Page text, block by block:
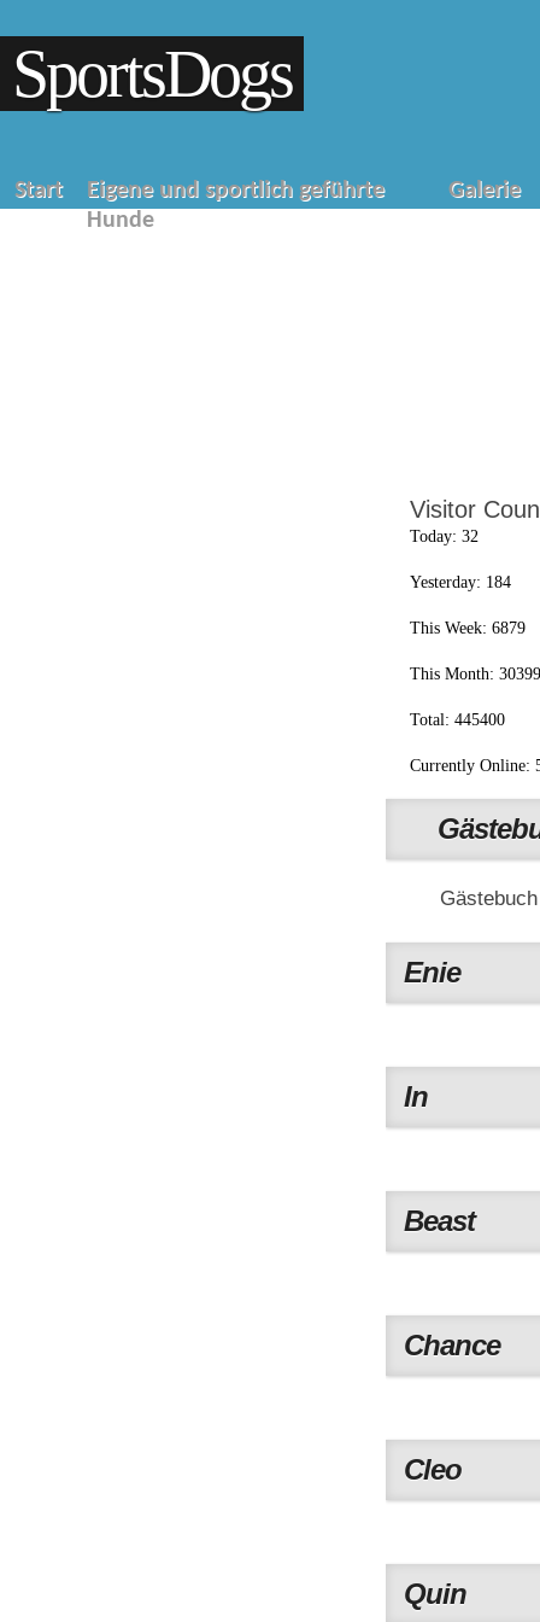
SportsDogs
Start
Eigene und sportlich geführte
Hunde
Galerie
Visitor
Today: 32
Yesterday: 184
This Week: 6879
This Month: 30399
Total: 445400
Currently Online:
Gästebuch
Enie
In
Beast
Chance
Cleo
Quin